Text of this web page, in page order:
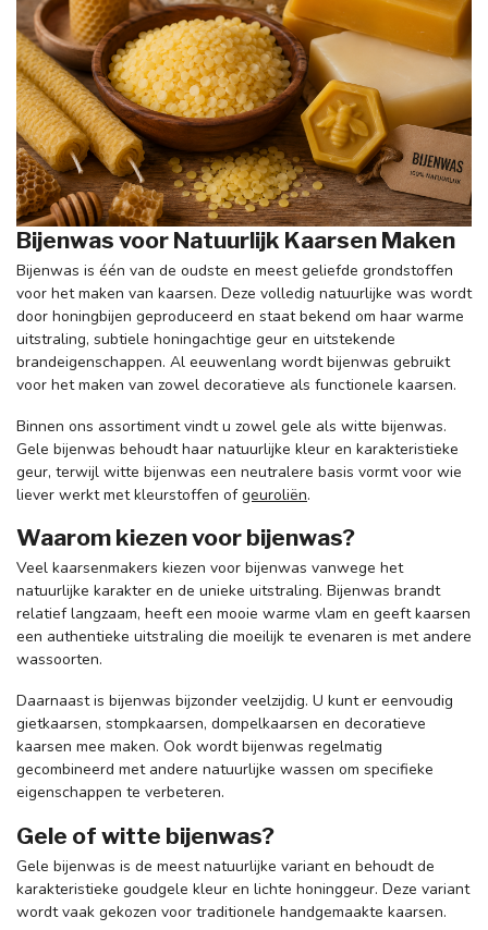
Bijenwas voor Natuurlijk Kaarsen Maken
Bijenwas is één van de oudste en meest geliefde grondstoffen
voor het maken van kaarsen. Deze volledig natuurlijke was wordt
door honingbijen geproduceerd en staat bekend om haar warme
uitstraling, subtiele honingachtige geur en uitstekende
brandeigenschappen. Al eeuwenlang wordt bijenwas gebruikt
voor het maken van zowel decoratieve als functionele kaarsen.
Binnen ons assortiment vindt u zowel gele als witte bijenwas.
Gele bijenwas behoudt haar natuurlijke kleur en karakteristieke
geur, terwijl witte bijenwas een neutralere basis vormt voor wie
liever werkt met kleurstoffen ofgeuroliën.
Waarom kiezen voor bijenwas?
Veel kaarsenmakers kiezen voor bijenwas vanwege het
natuurlijke karakter en de unieke uitstraling. Bijenwas brandt
relatief langzaam, heeft een mooie warme vlam en geeft kaarsen
een authentieke uitstraling die moeilijk te evenaren is met andere
wassoorten.
Daarnaast is bijenwas bijzonder veelzijdig. U kunt er eenvoudig
gietkaarsen, stompkaarsen, dompelkaarsen en decoratieve
kaarsen mee maken. Ook wordt bijenwas regelmatig
gecombineerd met andere natuurlijke wassen om specifieke
eigenschappen te verbeteren.
Gele of witte bijenwas?
Gele bijenwas is de meest natuurlijke variant en behoudt de
karakteristieke goudgele kleur en lichte honinggeur. Deze variant
wordt vaak gekozen voor traditionele handgemaakte kaarsen.